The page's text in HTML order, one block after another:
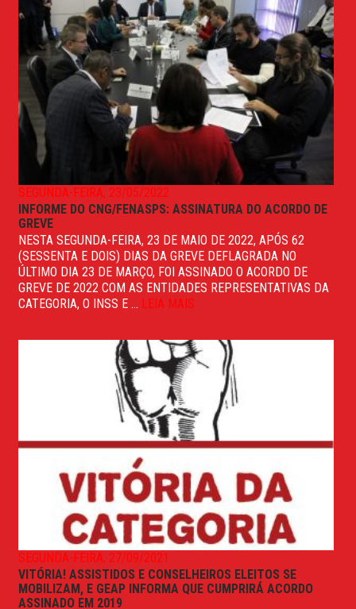
SEGUNDA-FEIRA, 23/05/2022
INFORME DO CNG/FENASPS: ASSINATURA DO ACORDO DE
GREVE
NESTA SEGUNDA-FEIRA, 23 DE MAIO DE 2022, APÓS 62
(SESSENTA E DOIS) DIAS DA GREVE DEFLAGRADA NO
ÚLTIMO DIA 23 DE MARÇO, FOI ASSINADO O ACORDO DE
GREVE DE 2022 COM AS ENTIDADES REPRESENTATIVAS DA
CATEGORIA, O INSS E ... LEIA MAIS
SEGUNDA-FEIRA, 27/09/2021
VITÓRIA! ASSISTIDOS E CONSELHEIROS ELEITOS SE
MOBILIZAM, E GEAP INFORMA QUE CUMPRIRÁ ACORDO
ASSINADO EM 2019